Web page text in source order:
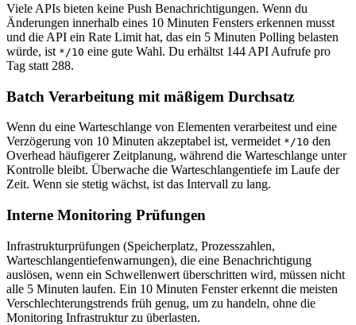
Viele APIs bieten keine Push Benachrichtigungen. Wenn du
Änderungen innerhalb eines 10 Minuten Fensters erkennen musst
und die API ein Rate Limit hat, das ein 5 Minuten Polling belasten
würde, ist */10 eine gute Wahl. Du erhältst 144 API Aufrufe pro
Tag statt 288.
Batch Verarbeitung mit mäßigem Durchsatz
Wenn du eine Warteschlange von Elementen verarbeitest und eine
Verzögerung von 10 Minuten akzeptabel ist, vermeidet */10 den
Overhead häufigerer Zeitplanung, während die Warteschlange unter
Kontrolle bleibt. Überwache die Warteschlangentiefe im Laufe der
Zeit. Wenn sie stetig wächst, ist das Intervall zu lang.
Interne Monitoring Prüfungen
Infrastrukturprüfungen (Speicherplatz, Prozesszahlen,
Warteschlangentiefenwarnungen), die eine Benachrichtigung
auslösen, wenn ein Schwellenwert überschritten wird, müssen nicht
alle 5 Minuten laufen. Ein 10 Minuten Fenster erkennt die meisten
Verschlechterungstrends früh genug, um zu handeln, ohne die
Monitoring Infrastruktur zu überlasten.